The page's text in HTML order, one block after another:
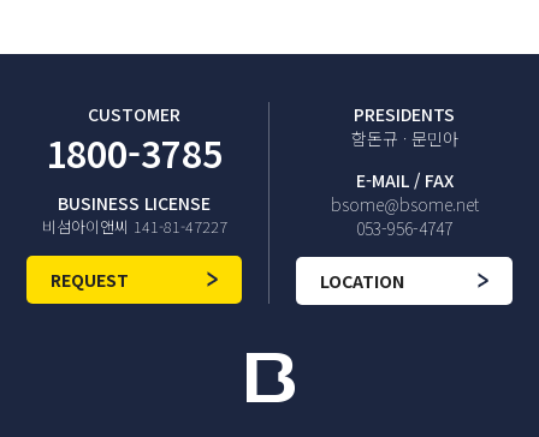
CUSTOMER
1800-3785
BUSINESS LICENSE
비섬아이앤씨 141-81-47227
REQUEST
PRESIDENTS
함돈규 · 문민아
E-MAIL / FAX
bsome@bsome.net
053-956-4747
LOCATION